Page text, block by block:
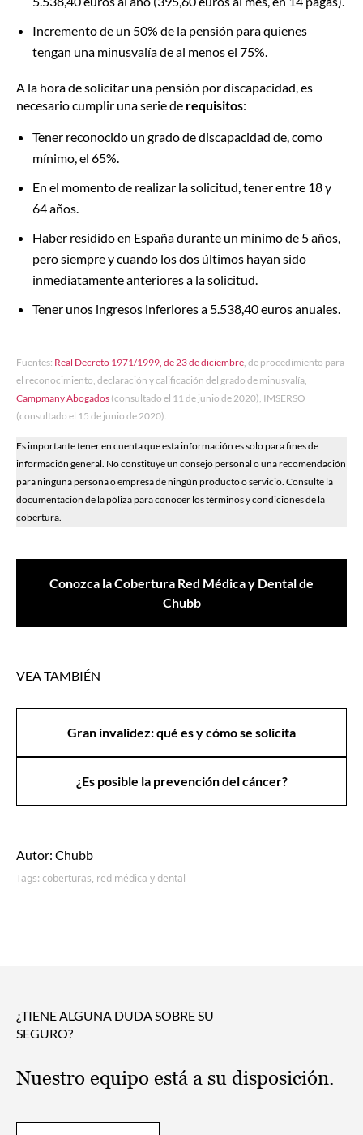
Incremento de un 50% de la pensión para quienes
tengan una minusvalía de al menos el 75%.
A la hora de solicitar una pensión por discapacidad, es
necesario cumplir una serie de requisitos:
Tener reconocido un grado de discapacidad de, como
mínimo, el 65%.
En el momento de realizar la solicitud, tener entre 18 y
64 años.
Haber residido en España durante un mínimo de 5 años,
pero siempre y cuando los dos últimos hayan sido
inmediatamente anteriores a la solicitud.
Tener unos ingresos inferiores a 5.538,40 euros anuales.
Fuentes: Real Decreto 1971/1999, de 23 de diciembre, de procedimiento para
el reconocimiento, declaración y calificación del grado de minusvalía,
Campmany Abogados (consultado el 11 de junio de 2020), IMSERSO
(consultado el 15 de junio de 2020).
Es importante tener en cuenta que esta información es solo para fines de
información general. No constituye un consejo personal o una recomendación
para ninguna persona o empresa de ningún producto o servicio. Consulte la
documentación de la póliza para conocer los términos y condiciones de la
cobertura.
Conozca la Cobertura Red Médica y Dental de
Chubb
VEA TAMBIÉN
Gran invalidez: qué es y cómo se solicita
¿Es posible la prevención del cáncer?
Autor: Chubb
Tags: coberturas, red médica y dental
¿TIENE ALGUNA DUDA SOBRE SU
SEGURO?
Nuestro equipo está a su disposición.